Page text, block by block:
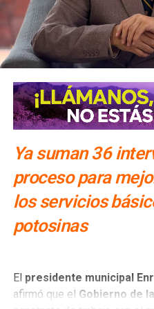
Ya suman 36
proceso para
los servicios
potosinas
El presidente municipal
afirmó que el Gobierno de